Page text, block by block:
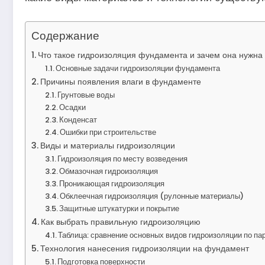
Содержание
Что такое гидроизоляция фундамента и зачем она нужна
Основные задачи гидроизоляции фундамента
Причины появления влаги в фундаменте
Грунтовые воды
Осадки
Конденсат
Ошибки при строительстве
Виды и материалы гидроизоляции
Гидроизоляция по месту возведения
Обмазочная гидроизоляция
Проникающая гидроизоляция
Обклеечная гидроизоляция (рулонные материалы)
Защитные штукатурки и покрытие
Как выбрать правильную гидроизоляцию
Таблица: сравнение основных видов гидроизоляции по
Технология нанесения гидроизоляции на фундамент
Подготовка поверхности